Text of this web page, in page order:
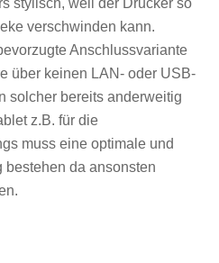
verschwinden kann.
Anschlussvariante
über keinen LAN- oder USB-
solcher bereits anderweitig
z.B. für die
muss eine optimale und
da ansonsten